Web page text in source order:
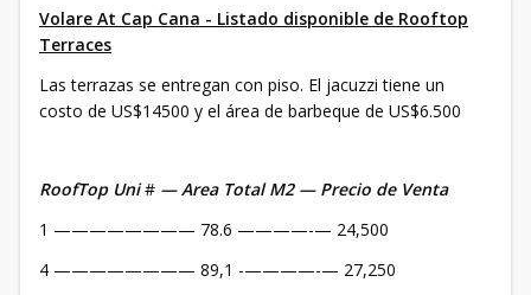
Volare At Cap Cana - Listado disponible de Rooftop
Terraces
Las terrazas se entregan con piso. El jacuzzi tiene un
costo de US$14500 y el área de barbeque de US$6.500
RoofTop Uni# — Area Total M2 — Precio de Venta
1 ———————— 78.6 ————-— 24,500
4 ———————— 89,1 -————-— 27,250